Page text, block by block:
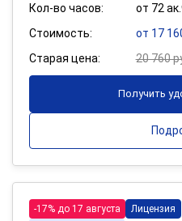
Кол-во часов:
от 72
Стоимость:
от 17
Старая цена:
20 760
Получить
-17% до 17 августа
Лицензия